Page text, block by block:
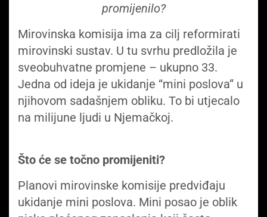
promijenilo?
Mirovinska komisija ima za cilj reformirati
mirovinski sustav. U tu svrhu predložila je
sveobuhvatne promjene – ukupno 33.
Jedna od ideja je ukidanje “mini poslova” u
njihovom sadašnjem obliku. To bi utjecalo
na milijune ljudi u Njemačkoj.
Što će se točno promijeniti?
Planovi mirovinske komisije predviđaju
ukidanje mini poslova. Mini posao je oblik